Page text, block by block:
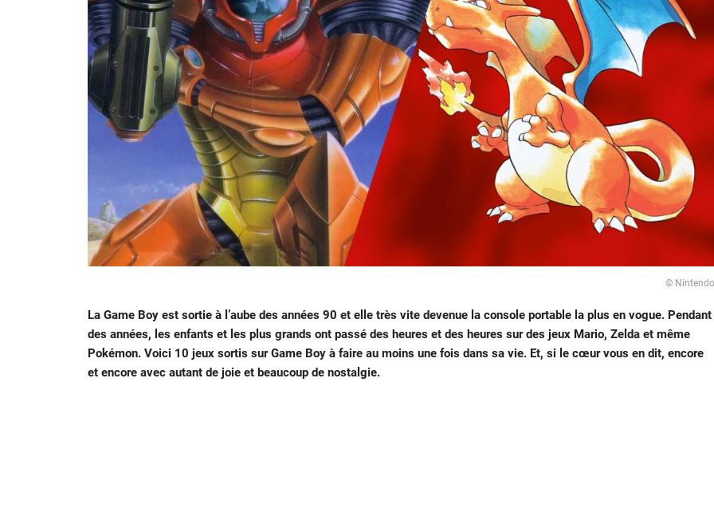
© Nintendo
La Game Boy est sortie à l’aube des années 90 et elle très vite devenue la console portable la plus en vogue. Pendant
des années, les enfants et les plus grands ont passé des heures et des heures sur des jeux Mario, Zelda et même
Pokémon. Voici 10 jeux sortis sur Game Boy à faire au moins une fois dans sa vie. Et, si le cœur vous en dit, encore
et encore avec autant de joie et beaucoup de nostalgie.